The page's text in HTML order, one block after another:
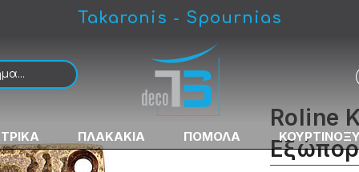
Takaronis - Spournias
ΠΛΑΚΑΚΙΑ ΠΟΜΟΛΑ
Roline